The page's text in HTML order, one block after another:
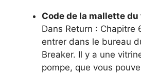
Code de la mallette
Dans Return : Chapitre
entrer dans le bureau
Breaker. Il y a une
pompe, que vous